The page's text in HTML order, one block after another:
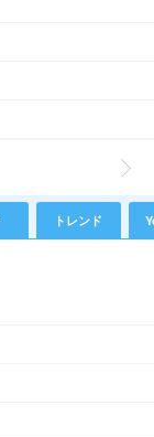
トレンド